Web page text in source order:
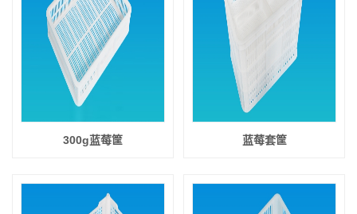
300g蓝莓筐 蓝莓套筐